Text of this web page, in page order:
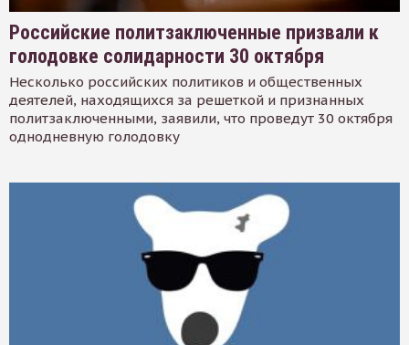
Российские политзаключенные призвали к
голодовке солидарности 30 октября
Несколько российских политиков и общественных
деятелей, находящихся за решеткой и признанных
политзаключенными, заявили, что проведут 30 октября
однодневную голодовку